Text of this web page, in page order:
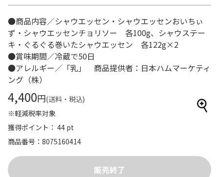
●商品内容／シャウエッセン・シャウエッセンおいちぃ
ず・シャウエッセンチョリソー 各100g、シャウステー
キ・ぐるぐる巻いたシャウエッセン 各122g×2
●賞味期間／冷蔵で50日
●アレルギー／「乳」 商品提供者：日本ハムマーケティ
ング（株）
4,400円(送料・税込)
※軽減税率対象
獲得ポイント： 44 pt
商品番号
8075160414